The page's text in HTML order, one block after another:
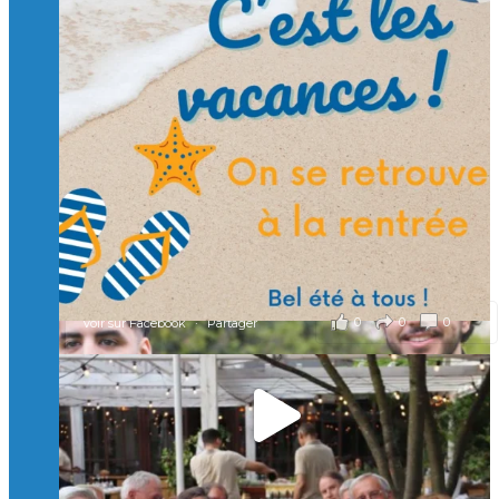
Charger plus Suivre sur Instagram
🙏 Soutenez l’Isep via la taxe d’apprentissage 2026
et contribuons ensemble à former les générations
d’ingénieurs de demain. 🙏
Merci à tous !
🎯 Taxe d’apprentissage 2026 : avec l'Isep, investissez pour
un numérique au service de l'humain !
À l’Isep, nous formons des ingénieurs, des bachelors, des
Mastères Spécialisés, qui allient excellence technologique et
valeurs humaines, au cœur de notre pro
...Voir plus
il y a 2 mois
0 0 0
Voir sur Facebook · Partager
🚀Afterwork à Genève 🚀
🥳 Le 22 avril dernier, 14 Alumni vivant / travaillant
en Suisse ont partagé un moment convivial de
retrouvailles et d'échanges !